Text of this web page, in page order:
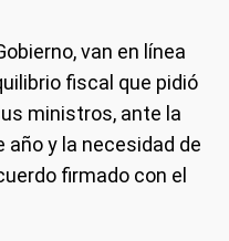
van en línea
fiscal que pidió
ministros, ante la
y la necesidad de
firmado con el